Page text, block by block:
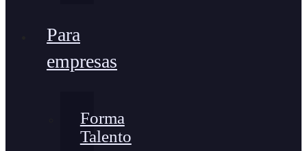
Para
empresas
Forma
Talento